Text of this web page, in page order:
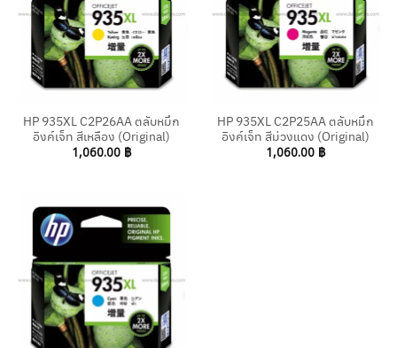
HP 935XL C2P26AA ตลับหมึก
อิงค์เจ็ท สีเหลือง (Original)
1,060.00 ฿
HP 935XL C2P25AA ตลับหมึก
อิงค์เจ็ท สีม่วงแดง (Original)
1,060.00 ฿